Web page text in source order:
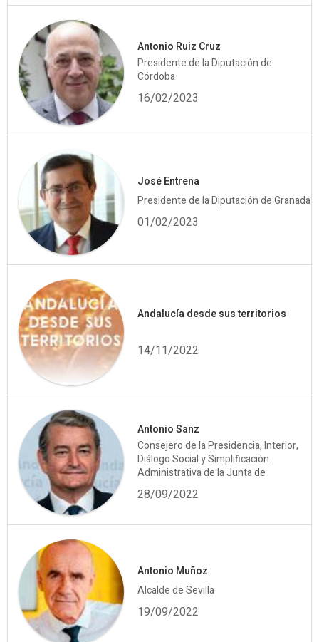
Antonio Ruiz Cruz
Presidente de la Diputación de
Córdoba
16/02/2023
José Entrena
Presidente de la Diputación de Granada
01/02/2023
Andalucía desde sus territorios
14/11/2022
Antonio Sanz
Consejero de la Presidencia, Interior,
Diálogo Social y Simplificación
Administrativa de la Junta de
28/09/2022
Antonio Muñoz
Alcalde de Sevilla
19/09/2022